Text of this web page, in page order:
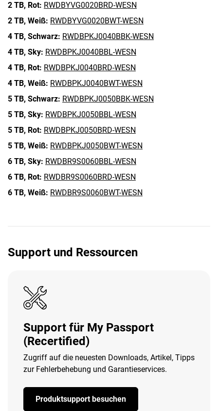
2 TB, Rot: RWDBYVG0020BRD-WESN
2 TB, Weiß: RWDBYVG0020BWT-WESN
4 TB, Schwarz: RWDBPKJ0040BBK-WESN
4 TB, Sky: RWDBPKJ0040BBL-WESN
4 TB, Rot: RWDBPKJ0040BRD-WESN
4 TB, Weiß: RWDBPKJ0040BWT-WESN
5 TB, Schwarz: RWDBPKJ0050BBK-WESN
5 TB, Sky: RWDBPKJ0050BBL-WESN
5 TB, Rot: RWDBPKJ0050BRD-WESN
5 TB, Weiß: RWDBPKJ0050BWT-WESN
6 TB, Sky: RWDBR9S0060BBL-WESN
6 TB, Rot: RWDBR9S0060BRD-WESN
6 TB, Weiß: RWDBR9S0060BWT-WESN
Support und Ressourcen
Support für My Passport
(Recertified)
Zugriff auf die neuesten Downloads, Artikel, Tipps
zur Fehlerbehebung und Garantieservices.
Produktsupport besuchen